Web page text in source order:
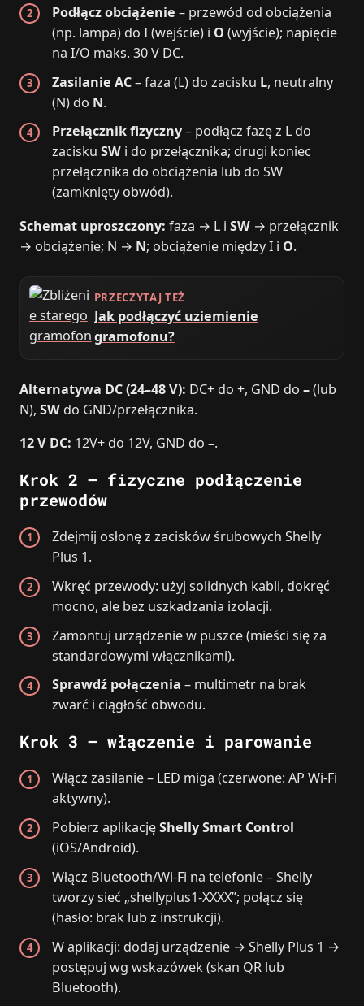
Podłącz obciążenie – przewód od obciążenia
(np. lampa) do I (wejście) i O (wyjście); napięcie
na I/O maks. 30 V DC.
Zasilanie AC– faza (L) do zacisku L, neutralny
(N) do N.
Przełącznik fizyczny– podłącz fazę z L do
zaciskuSW i do przełącznika; drugi koniec
przełącznika do obciążenia lub do SW
(zamknięty obwód).
Schemat uproszczony: faza → L i SW → przełącznik
→ obciążenie; N → N; obciążenie między I i O.
PRZECZYTAJ TEŻ
Jak podłączyć uziemienie
gramofonu?
Alternatywa DC (24–48 V): DC+ do +, GND do –(lub
N), SW do GND/przełącznika.
12 V DC: 12V+ do 12V, GND do –.
Krok 2 – fizyczne podłączenie
przewodów
Zdejmij osłonę z zacisków śrubowych Shelly
Plus 1.
Wkręć przewody: użyj solidnych kabli, dokręć
mocno, ale bez uszkadzania izolacji.
Zamontuj urządzenie w puszce (mieści się za
standardowymi włącznikami).
Sprawdź połączenia – multimetr na brak
zwarć i ciągłość obwodu.
Krok 3 – włączenie i parowanie
Włącz zasilanie – LED miga (czerwone: AP Wi‑Fi
aktywny).
Pobierz aplikacjęShelly Smart Control
(iOS/Android).
Włącz Bluetooth/Wi‑Fi na telefonie – Shelly
tworzy sieć „shellyplus1‑XXXX”; połącz się
(hasło: brak lub z instrukcji).
W aplikacji: dodaj urządzenie → Shelly Plus 1 →
postępuj wg wskazówek (skan QR lub
Bluetooth).